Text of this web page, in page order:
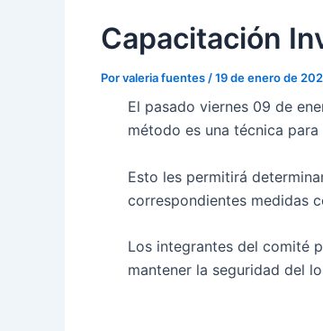
Capacitación
Porvaleria fuentes /19 de enero de
El pasado viernes 09 de
método es una técnica
Esto les permitirá
correspondientes medidas
Los integrantes del comité
mantener la seguridad del